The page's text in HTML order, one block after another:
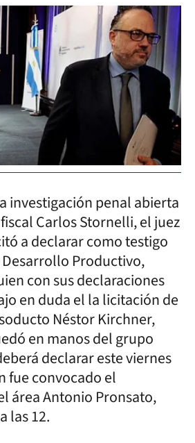
investigación penal abierta
Carlos Stornelli, el juez
a declarar como testigo
Productivo,
con sus declaraciones
en duda el la licitación de
Néstor Kirchner,
en manos del grupo
declarar este viernes
fue convocado el
área Antonio Pronsato,
las 12.